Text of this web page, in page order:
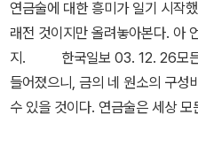
수 있다면 독서의 가치로는 충분
적 상상력을 다루는 바슐라르의
었는데, 최근에 구입한 건 <공간
시학>(동문선, 2007), 그리고 <
인지 클라리사인지 댈러웨이 부
전부 볼 수 없어서 더 애처롭고
출간되길 학수고대하고 있는 책
<몽상의 시학>은 출간됐네.실은
간된 오래된 책을 사서 시골에 짱
데 마침 동문선이네. 안 땡기네.
연금술에 대한 흥미가 일기 시작
래전 것이지만 올려놓아본다. 아
지. 한국일보 03. 12. 26모든
들어졌으니, 금의 네 원소의 구성
수 있을 것이다. 연금술은 세상